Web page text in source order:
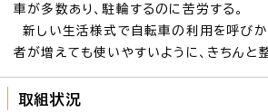
車が多数あり、駐輪するのに苦労する。
新しい生活様式で自転車の利用を呼びか
者が増えても使いやすいように、きちんと
取組状況